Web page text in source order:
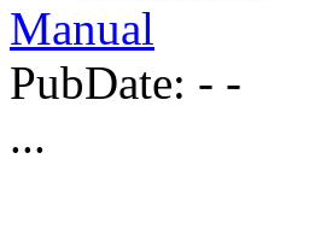
Manual
PubDate: - -
...